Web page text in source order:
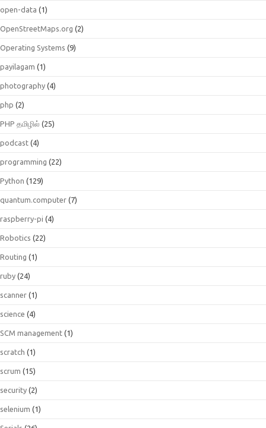
open-data (1)
OpenStreetMaps.org (2)
Operating Systems (9)
payilagam (1)
photography (4)
php (2)
PHP தமிழில் (25)
podcast (4)
programming (22)
Python (129)
quantum.computer (7)
raspberry-pi (4)
Robotics (22)
Routing (1)
ruby (24)
scanner (1)
science (4)
SCM management (1)
scratch (1)
scrum (15)
security (2)
selenium (1)